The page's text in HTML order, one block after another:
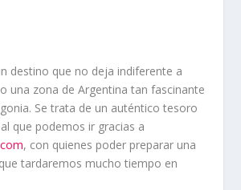
destino que no deja indiferente a
una zona de Argentina tan fascinante
Se trata de un auténtico tesoro
que podemos ir gracias a
, con quienes poder preparar una
tardaremos mucho tiempo en